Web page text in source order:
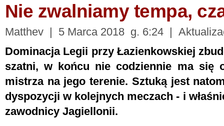
Nie zwalniamy tempa,
Matthev | 5 Marca 2018 g. 6:24 |
Dominacja Legii przy Łazienkowskiej
szatni, w końcu nie codziennie ma się
mistrza na jego terenie. Sztuką jest
dyspozycji w kolejnych meczach - i
zawodnicy Jagiellonii.